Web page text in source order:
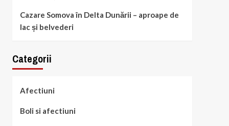
Cazare Somova în Delta Dunării – aproape de
lac și belvederi
Categorii
Afectiuni
Boli si afectiuni